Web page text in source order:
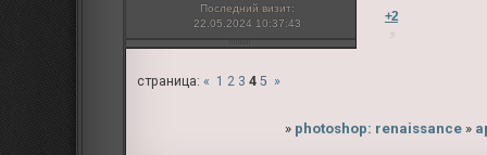
Последний визит:
22.05.2024 10:37:43
+2
страница:« 1 2 3 4 5 »
» photoshop: renaissance »